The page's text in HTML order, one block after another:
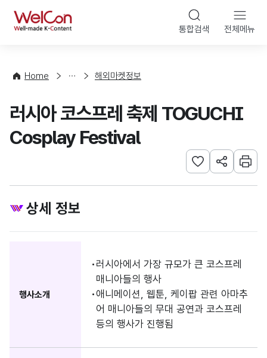
WelCon 통합검색 전체메뉴
Home
사
청
해외마켓정보
러시아 코스프레 축제 TOGUCHI
Cosplay Festival
관심사 등록하기
URL 공유하
인쇄
상세 정보
행사소개
러시아에서 가장 규모가 큰 코스프레
매니아들의 행사
애니메이션, 웹툰, 케이팝 관련 아마추
어 매니아들의 무대 공연과 코스프레
등의 행사가 진행됨